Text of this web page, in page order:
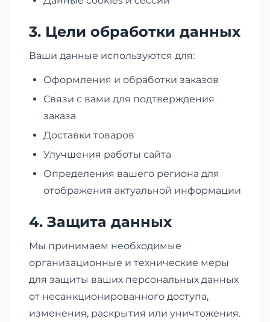
3. Цели обработки данных
Ваши данные используются для:
Оформления и обработки заказов
Связи с вами для подтверждения
заказа
Доставки товаров
Улучшения работы сайта
Определения вашего региона для
отображения актуальной информации
4. Защита данных
Мы принимаем необходимые
организационные и технические меры
для защиты ваших персональных данных
от несанкционированного доступа,
изменения, раскрытия или уничтожения.